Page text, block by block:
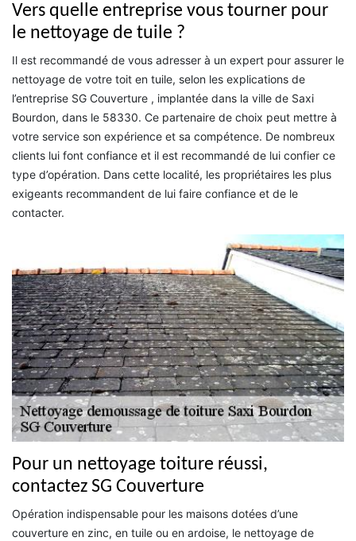
Vers quelle entreprise vous tourner pour
le nettoyage de tuile ?
Il est recommandé de vous adresser à un expert pour assurer le
nettoyage de votre toit en tuile, selon les explications de
l’entreprise SG Couverture , implantée dans la ville de Saxi
Bourdon, dans le 58330. Ce partenaire de choix peut mettre à
votre service son expérience et sa compétence. De nombreux
clients lui font confiance et il est recommandé de lui confier ce
type d’opération. Dans cette localité, les propriétaires les plus
exigeants recommandent de lui faire confiance et de le
contacter.
Pour un nettoyage toiture réussi,
contactez SG Couverture
Opération indispensable pour les maisons dotées d’une
couverture en zinc, en tuile ou en ardoise, le nettoyage de